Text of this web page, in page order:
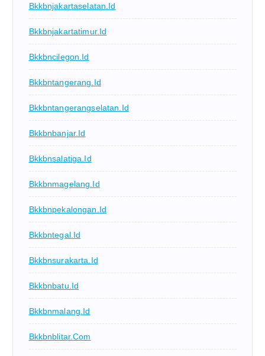
Bkkbnjakartaselatan.id
Bkkbnjakartatimur.id
Bkkbncilegon.id
Bkkbntangerang.id
Bkkbntangerangselatan.id
Bkkbnbanjar.id
Bkkbnsalatiga.id
Bkkbnmagelang.id
Bkkbnpekalongan.id
Bkkbntegal.id
Bkkbnsurakarta.id
Bkkbnbatu.id
Bkkbnmalang.id
Bkkbnblitar.com